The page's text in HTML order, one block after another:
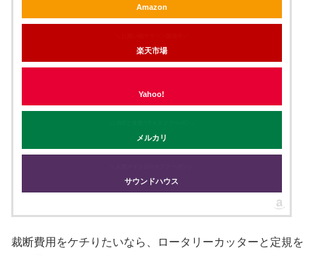
Amazon
楽天市場
Yahoo!
メルカリ
サウンドハウス
裁断費用をケチりたいなら、ロータリーカッターと定規を